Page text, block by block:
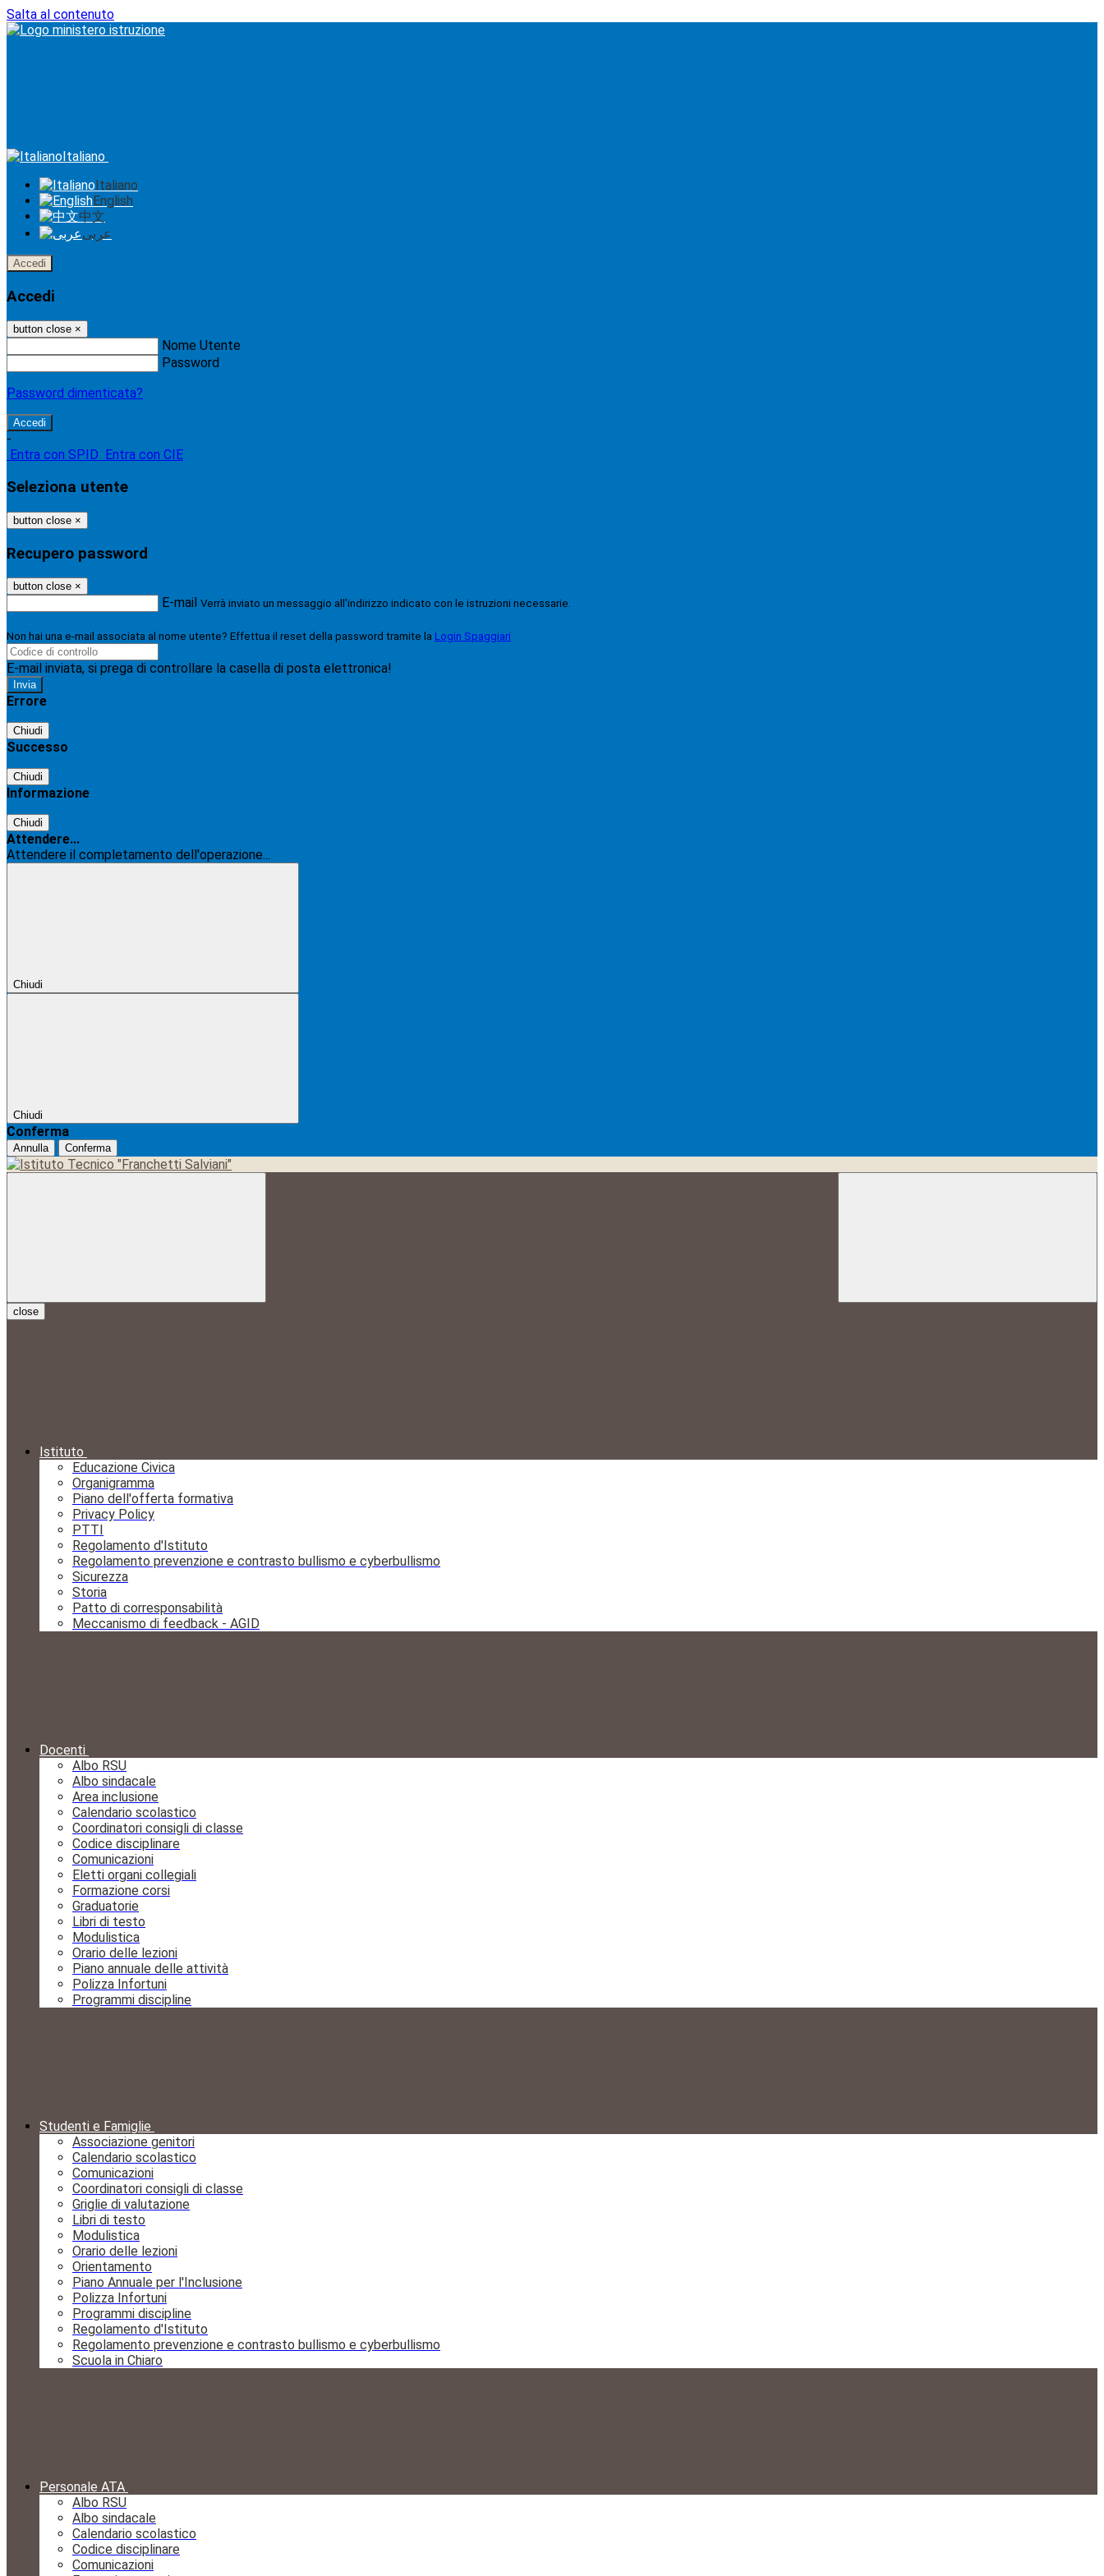
Salta al contenuto
Italiano
Italiano
English
中文
عربى
Accedi
Accedi
button close ×
Nome Utente
Password
Password dimenticata?
-
Entra con SPID
Entra con CIE
Seleziona utente
button close ×
Recupero password
button close ×
E-mail Verrà inviato un messaggio all'indirizzo indicato con le istruzioni necessarie.
Non hai una e-mail associata al nome utente? Effettua il reset della password tramite la Login Spaggiari
E-mail inviata, si prega di controllare la casella di posta elettronica!
Errore
Chiudi
Successo
Chiudi
Informazione
Chiudi
Attendere...
Attendere il completamento dell'operazione...
Chiudi
Chiudi
Conferma
Annulla Conferma
close
Istituto
Educazione Civica
Organigramma
Piano dell'offerta formativa
Privacy Policy
PTTI
Regolamento d'Istituto
Regolamento prevenzione e contrasto bullismo e cyberbullismo
Sicurezza
Storia
Patto di corresponsabilità
Meccanismo di feedback - AGID
Docenti
Albo RSU
Albo sindacale
Area inclusione
Calendario scolastico
Coordinatori consigli di classe
Codice disciplinare
Comunicazioni
Eletti organi collegiali
Formazione corsi
Graduatorie
Libri di testo
Modulistica
Orario delle lezioni
Piano annuale delle attività
Polizza Infortuni
Programmi discipline
Studenti e Famiglie
Associazione genitori
Calendario scolastico
Comunicazioni
Coordinatori consigli di classe
Griglie di valutazione
Libri di testo
Modulistica
Orario delle lezioni
Orientamento
Piano Annuale per l'Inclusione
Polizza Infortuni
Programmi discipline
Regolamento d'Istituto
Regolamento prevenzione e contrasto bullismo e cyberbullismo
Scuola in Chiaro
Personale ATA
Albo RSU
Albo sindacale
Calendario scolastico
Codice disciplinare
Comunicazioni